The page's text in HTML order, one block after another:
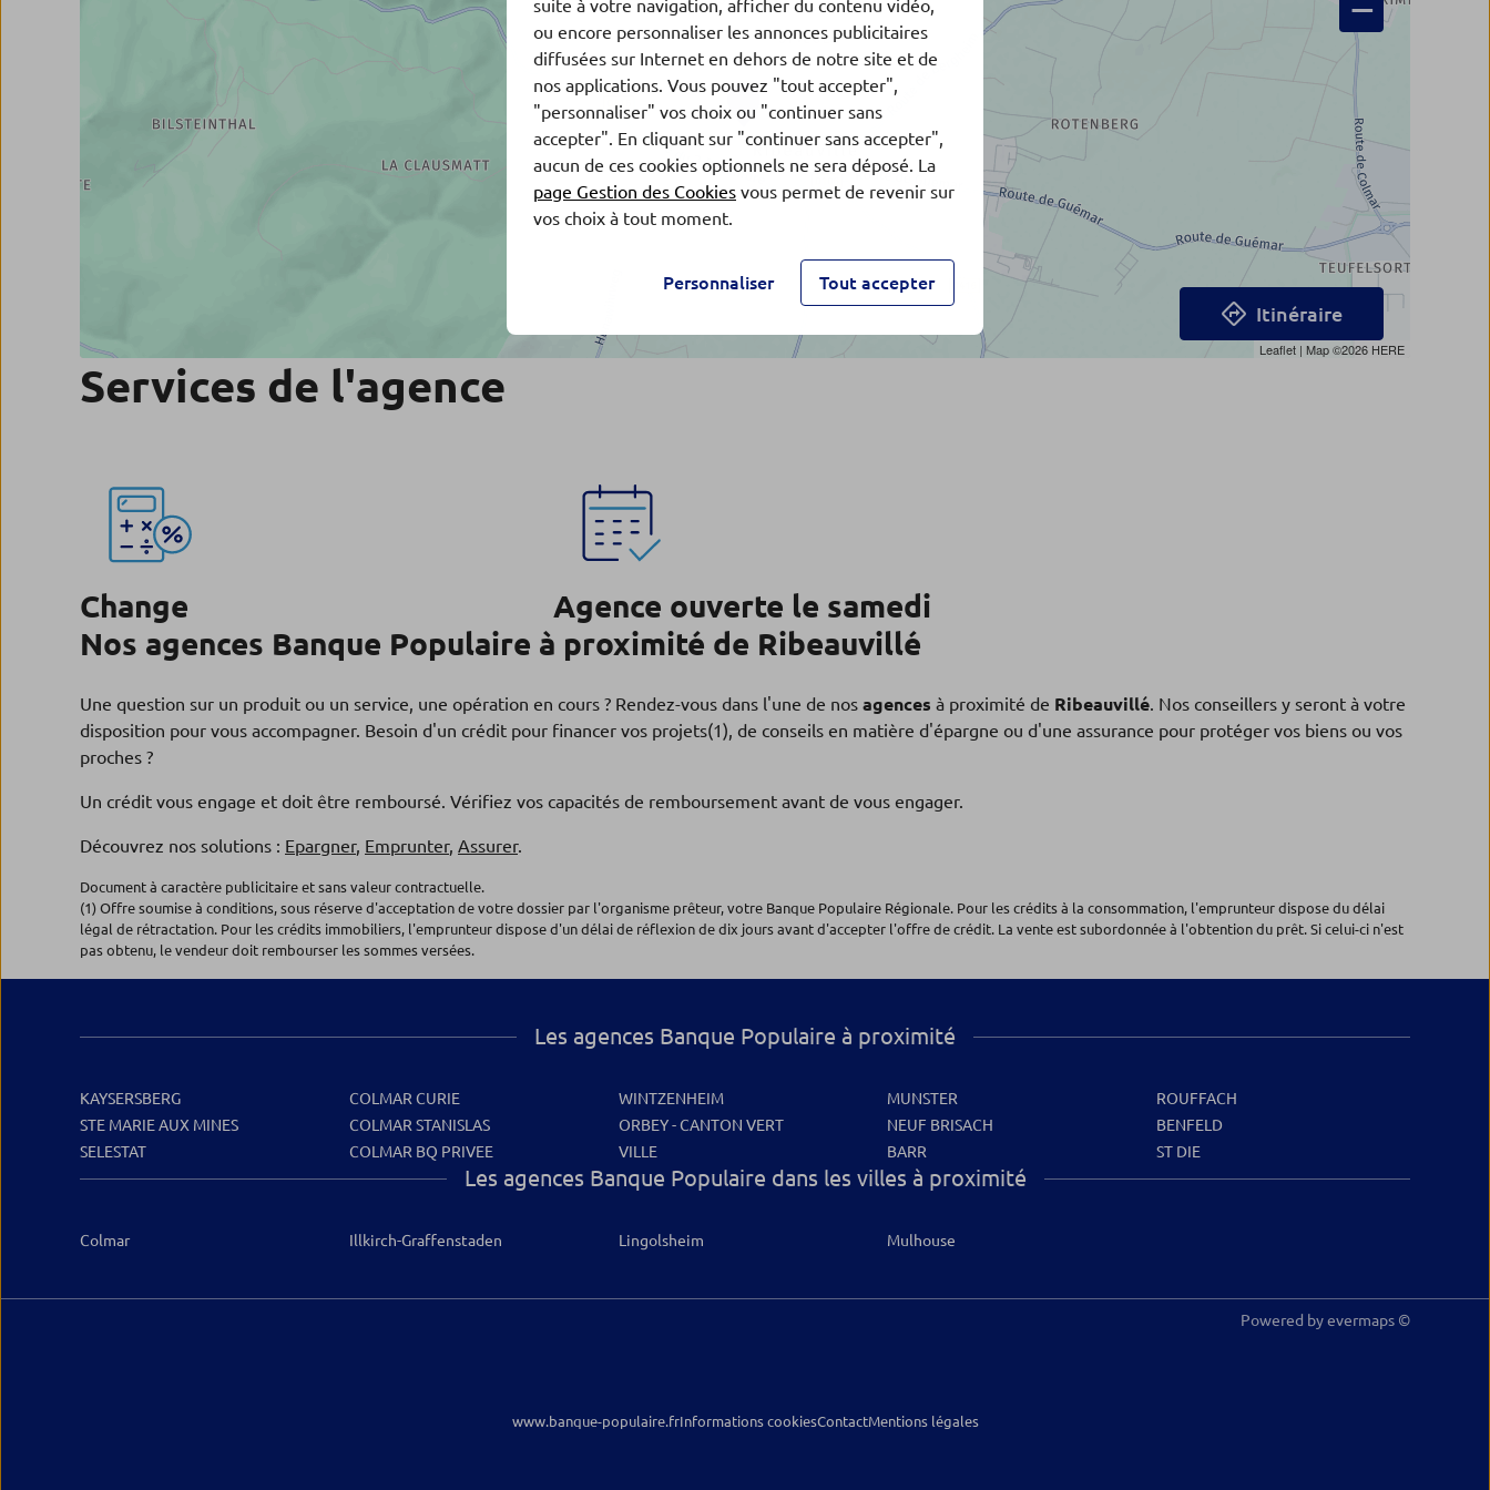
−
Leaflet | Map ©2026 HERE
Itinéraire
Services de l'agence
Change
Agence ouverte le samedi
Nos agences Banque Populaire à proximité de Ribeauvillé
Une question sur un produit ou un service, une opération en cours ? Rendez-vous dans l'une de nos agences à proximité de Ribeauvillé. Nos conseillers y seront à votre
disposition pour vous accompagner. Besoin d'un crédit pour financer vos projets(1), de conseils en matière d'épargne ou d'une assurance pour protéger vos biens ou vos
proches ?
Un crédit vous engage et doit être remboursé. Vérifiez vos capacités de remboursement avant de vous engager.
Découvrez nos solutions : Epargner, Emprunter, Assurer.
Document à caractère publicitaire et sans valeur contractuelle.
(1) Offre soumise à conditions, sous réserve d'acceptation de votre dossier par l'organisme prêteur, votre Banque Populaire Régionale. Pour les crédits à la consommation, l'emprunteur dispose du délai
légal de rétractation. Pour les crédits immobiliers, l'emprunteur dispose d'un délai de réflexion de dix jours avant d'accepter l'offre de crédit. La vente est subordonnée à l'obtention du prêt. Si celui-ci n'est
pas obtenu, le vendeur doit rembourser les sommes versées.
Les agences Banque Populaire à proximité
KAYSERSBERG
STE MARIE AUX MINES
SELESTAT
COLMAR CURIE
COLMAR STANISLAS
COLMAR BQ PRIVEE
WINTZENHEIM
ORBEY - CANTON VERT
VILLE
MUNSTER
NEUF BRISACH
BARR
ROUFFACH
BENFELD
ST DIE
Les agences Banque Populaire dans les villes à proximité
Colmar Illkirch-Graffenstaden Lingolsheim Mulhouse
Powered byevermaps ©
www.banque-populaire.frInformations cookiesContactMentions légales
suite à votre navigation, afficher du contenu vidéo,
ou encore personnaliser les annonces publicitaires
diffusées sur Internet en dehors de notre site et de
nos applications. Vous pouvez "tout accepter",
"personnaliser" vos choix ou "continuer sans
accepter". En cliquant sur "continuer sans accepter",
aucun de ces cookies optionnels ne sera déposé. La
page Gestion des Cookies vous permet de revenir sur
vos choix à tout moment.
Personnaliser Tout accepter